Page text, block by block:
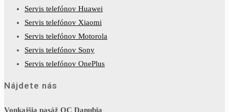
Servis telefónov Huawei
Servis telefónov Xiaomi
Servis telefónov Motorola
Servis telefónov Sony
Servis telefónov OnePlus
Nájdete nás
Vonkajšia pasáž OC Danubia